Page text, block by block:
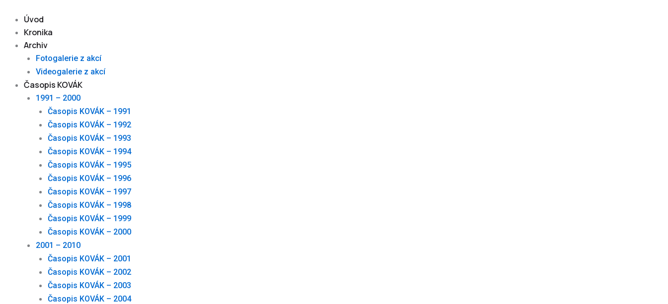
content
Úvod
Kronika
Archiv
Fotogalerie z akcí
Videogalerie z akcí
Časopis KOVÁK
1991 – 2000
Časopis KOVÁK – 1991
Časopis KOVÁK – 1992
Časopis KOVÁK – 1993
Časopis KOVÁK – 1994
Časopis KOVÁK – 1995
Časopis KOVÁK – 1996
Časopis KOVÁK – 1997
Časopis KOVÁK – 1998
Časopis KOVÁK – 1999
Časopis KOVÁK – 2000
2001 – 2010
Časopis KOVÁK – 2001
Časopis KOVÁK – 2002
Časopis KOVÁK – 2003
Časopis KOVÁK – 2004